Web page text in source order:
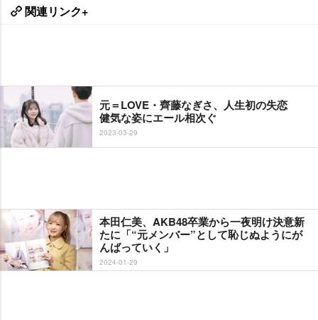
関連リンク+
元＝LOVE・齊藤なぎさ、人生初の失恋
健気な姿にエール相次ぐ
2023-03-29
本田仁美、AKB48卒業から一夜明け決意新
たに「“元メンバー”として恥じぬようにが
んばっていく」
2024-01-29